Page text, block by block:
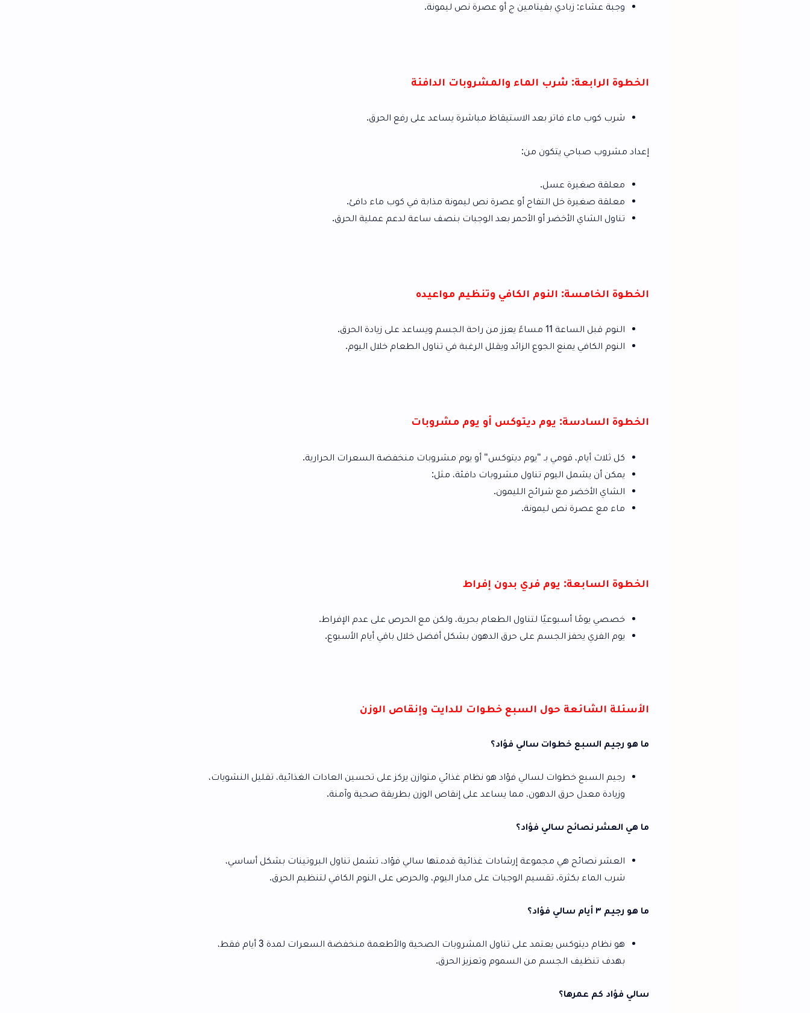
وجبة عشاء: زبادي بفيتامين ج أو عصرة نص ليمونة.
الخطوة الرابعة: شرب الماء والمشروبات الدافئة
شرب كوب ماء فاتر بعد الاستيقاظ مباشرة يساعد على رفع الحرق.
إعداد مشروب صباحي يتكون من:
معلقة صغيرة عسل.
معلقة صغيرة خل التفاح أو عصرة نص ليمونة مذابة في كوب ماء دافئ.
تناول الشاي الأخضر أو الأحمر بعد الوجبات بنصف ساعة لدعم عملية الحرق.
الخطوة الخامسة: النوم الكافي وتنظيم مواعيده
النوم قبل الساعة 11 مساءً يعزز من راحة الجسم ويساعد على زيادة الحرق.
النوم الكافي يمنع الجوع الزائد ويقلل الرغبة في تناول الطعام خلال اليوم.
الخطوة السادسة: يوم ديتوكس أو يوم مشروبات
كل ثلاث أيام، قومي بـ "يوم ديتوكس" أو يوم مشروبات منخفضة السعرات الحرارية.
يمكن أن يشمل اليوم تناول مشروبات دافئة، مثل:
الشاي الأخضر مع شرائح الليمون.
ماء مع عصرة نص ليمونة.
الخطوة السابعة: يوم فري بدون إفراط
خصصي يومًا أسبوعيًا لتناول الطعام بحرية، ولكن مع الحرص على عدم الإفراط.
يوم الفري يحفز الجسم على حرق الدهون بشكل أفضل خلال باقي أيام الأسبوع.
الأسئلة الشائعة حول السبع خطوات للدايت وإنقاص الوزن
ما هو رجيم السبع خطوات سالي فؤاد؟
رجيم السبع خطوات لسالي فؤاد هو نظام غذائي متوازن يركز على تحسين العادات الغذائية، تقليل النشويات،
وزيادة معدل حرق الدهون، مما يساعد على إنقاص الوزن بطريقة صحية وآمنة.
ما هي العشر نصائح سالي فؤاد؟
العشر نصائح هي مجموعة إرشادات غذائية قدمتها سالي فؤاد، تشمل تناول البروتينات بشكل أساسي،
شرب الماء بكثرة، تقسيم الوجبات على مدار اليوم، والحرص على النوم الكافي لتنظيم الحرق.
هو نظام ديتوكس يعتمد على تناول المشروبات الصحية والأطعمة منخفضة السعرات لمدة 3 أيام فقط،
بهدف تنظيف الجسم من السموم وتعزيز الحرق.
سالي فؤاد كم عمرها؟